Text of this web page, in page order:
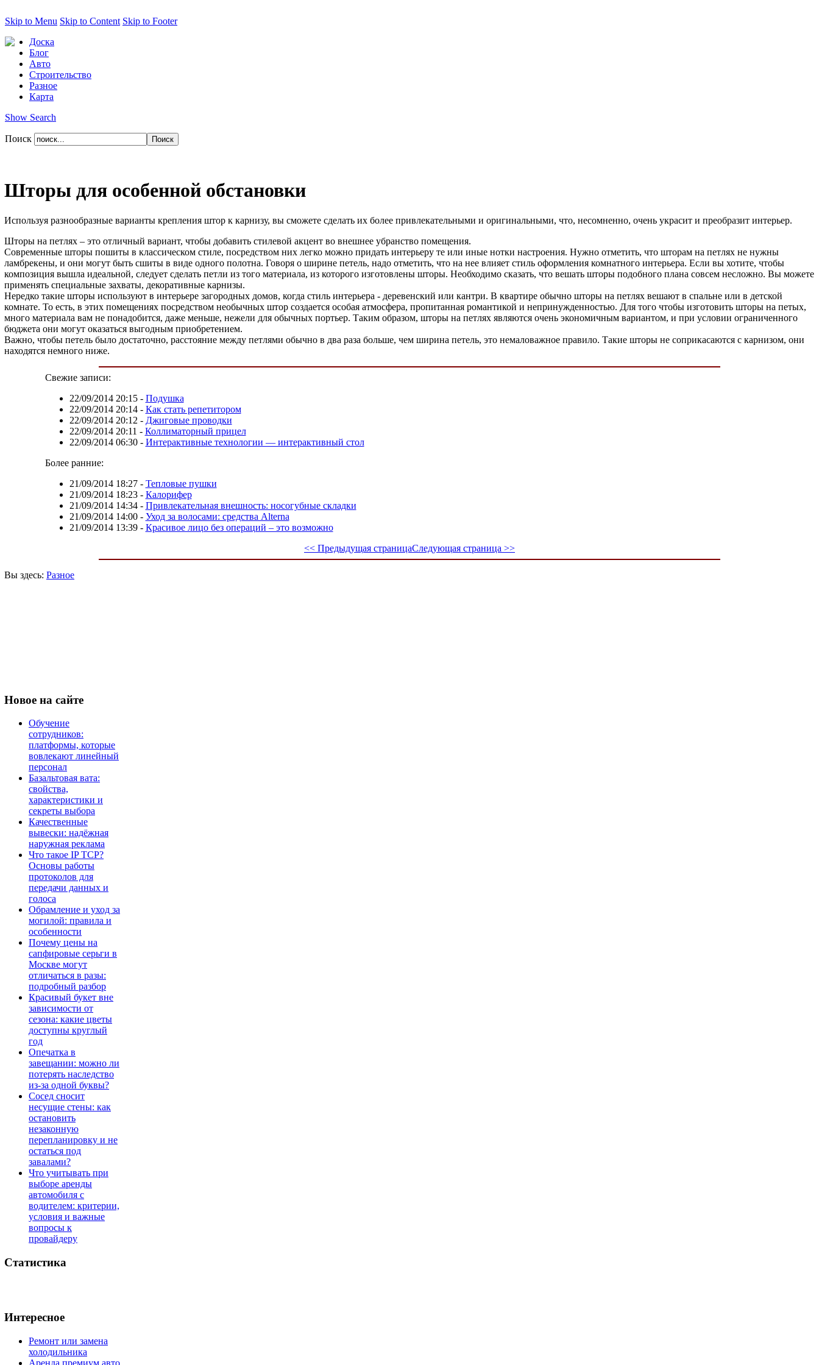
Skip to Menu Skip to Content Skip to Footer
Доска
Блог
Авто
Строительство
Разное
Карта
Show Search
Поиск
Шторы для особенной обстановки
Используя разнообразные варианты крепления штор к карнизу, вы сможете сделать их более привлекательными и оригинальными, что, несомненно, очень украсит и преобразит интерьер.
Шторы на петлях – это отличный вариант, чтобы добавить стилевой акцент во внешнее убранство помещения.
Современные шторы пошиты в классическом стиле, посредством них легко можно придать интерьеру те или иные нотки настроения. Нужно отметить, что шторам на петлях не нужны
ламбрекены, и они могут быть сшиты в виде одного полотна. Говоря о ширине петель, надо отметить, что на нее влияет стиль оформления комнатного интерьера. Если вы хотите, чтобы
композиция вышла идеальной, следует сделать петли из того материала, из которого изготовлены шторы. Необходимо сказать, что вешать шторы подобного плана совсем несложно. Вы можете
применять специальные захваты, декоративные карнизы.
Нередко такие шторы используют в интерьере загородных домов, когда стиль интерьера - деревенский или кантри. В квартире обычно шторы на петлях вешают в спальне или в детской
комнате. То есть, в этих помещениях посредством необычных штор создается особая атмосфера, пропитанная романтикой и непринужденностью. Для того чтобы изготовить шторы на петых,
много материала вам не понадобится, даже меньше, нежели для обычных портьер. Таким образом, шторы на петлях являются очень экономичным вариантом, и при условии ограниченного
бюджета они могут оказаться выгодным приобретением.
Важно, чтобы петель было достаточно, расстояние между петлями обычно в два раза больше, чем ширина петель, это немаловажное правило. Такие шторы не соприкасаются с карнизом, они
находятся немного ниже.
Свежие записи:
22/09/2014 20:15- Подушка
22/09/2014 20:14- Как стать репетитором
22/09/2014 20:12 - Джиговые проводки
22/09/2014 20:11 - Коллиматорный прицел
22/09/2014 06:30- Интерактивные технологии — интерактивный стол
Более ранние:
21/09/2014 18:27- Тепловые пушки
21/09/2014 18:23- Калорифер
21/09/2014 14:34- Привлекательная внешность: носогубные складки
21/09/2014 14:00- Уход за волосами: средства Alterna
21/09/2014 13:39- Красивое лицо без операций – это возможно
<< Предыдущая страницаСледующая страница >>
Вы здесь: Разное
Новое на сайте
Обучение
сотрудников:
платформы, которые
вовлекают линейный
персонал
Базальтовая вата:
свойства,
характеристики и
секреты выбора
Качественные
вывески: надёжная
наружная реклама
Что такое IP TCP?
Основы работы
протоколов для
передачи данных и
голоса
Обрамление и уход за
могилой: правила и
особенности
Почему цены на
сапфировые серьги в
Москве могут
отличаться в разы:
подробный разбор
Красивый букет вне
зависимости от
сезона: какие цветы
доступны круглый
год
Опечатка в
завещании: можно ли
потерять наследство
из-за одной буквы?
Сосед сносит
несущие стены: как
остановить
незаконную
перепланировку и не
остаться под
завалами?
Что учитывать при
выборе аренды
автомобиля с
водителем: критерии,
условия и важные
вопросы к
провайдеру
Статистика
Интересное
Ремонт или замена
холодильника